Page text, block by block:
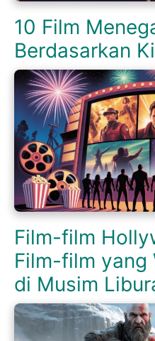
10 Film
Berdasarkan
Film-film
Film-film yang
di Musim